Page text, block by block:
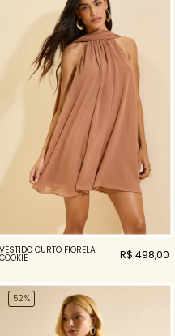
VESTIDO CURTO FIORELA
COOKIE R$ 498,00
52%